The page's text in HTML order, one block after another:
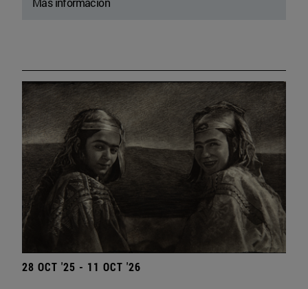
28 OCT '25 - 11 OCT '26